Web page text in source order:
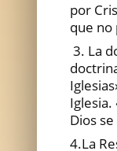
por
que no
3. La
Dios
4.La